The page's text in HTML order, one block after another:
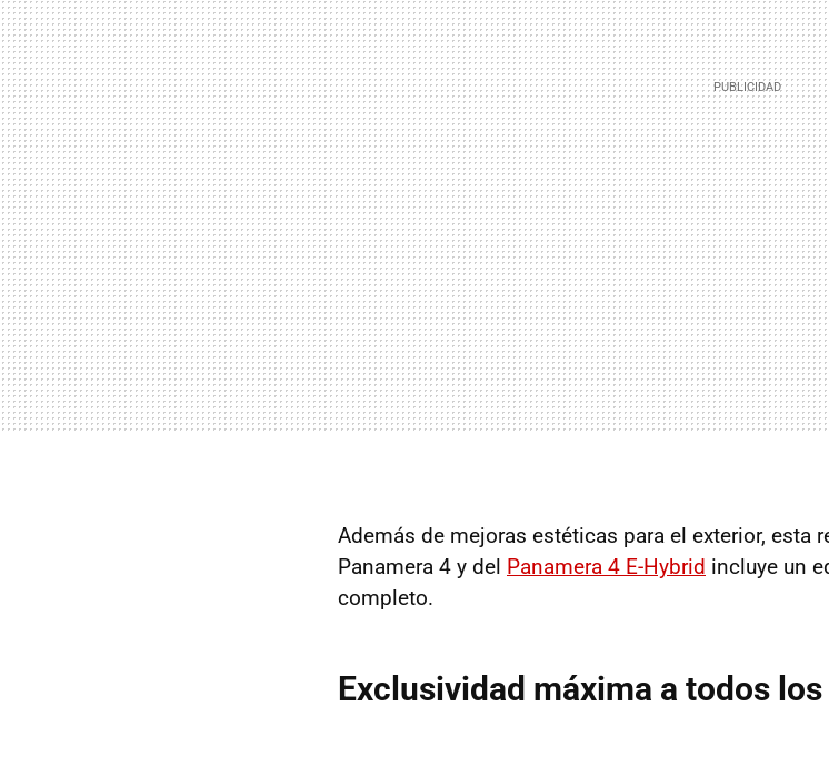
Además de mejoras estéticas para el exterior, esta
Panamera 4 y del Panamera 4 E-Hybrid incluye un
completo.
Exclusividad máxima a todos